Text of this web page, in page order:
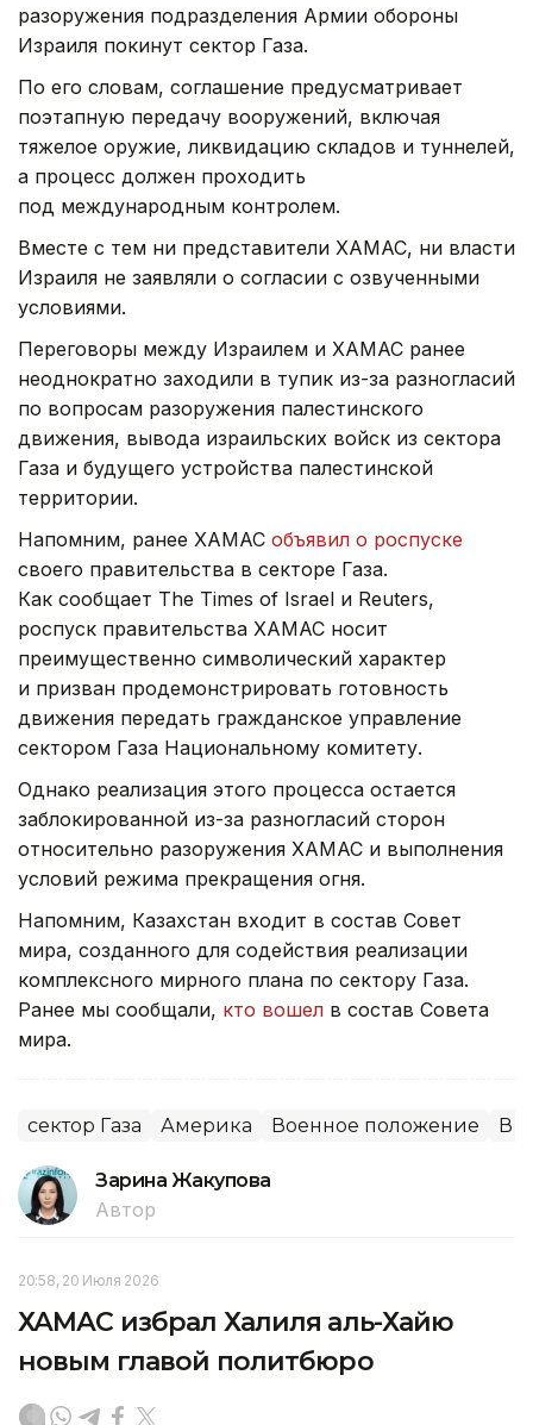
разоружения подразделения Армии обороны
Израиля покинут сектор Газа.
По его словам, соглашение предусматривает
поэтапную передачу вооружений, включая
тяжелое оружие, ликвидацию складов и туннелей,
а процесс должен проходить
под международным контролем.
Вместе с тем ни представители ХАМАС, ни власти
Израиля не заявляли о согласии с озвученными
условиями.
Переговоры между Израилем и ХАМАС ранее
неоднократно заходили в тупик из-за разногласий
по вопросам разоружения палестинского
движения, вывода израильских войск из сектора
Газа и будущего устройства палестинской
территории.
Напомним, ранее ХАМАС объявил о роспуске
своего правительства в секторе Газа.
Как сообщает The Times of Israel и Reuters,
роспуск правительства ХАМАС носит
преимущественно символический характер
и призван продемонстрировать готовность
движения передать гражданское управление
сектором Газа Национальному комитету.
Однако реализация этого процесса остается
заблокированной из-за разногласий сторон
относительно разоружения ХАМАС и выполнения
условий режима прекращения огня.
Напомним, Казахстан входит в состав Совет
мира, созданного для содействия реализации
комплексного мирного плана по сектору Газа.
Ранее мы сообщали, кто вошел в состав Совета
мира.
сектор Газа Америка Военное положение В
Зарина Жакупова
Автор
20:58, 20 Июля 2026
ХАМАС избрал Халиля аль-Хайю
новым главой политбюро